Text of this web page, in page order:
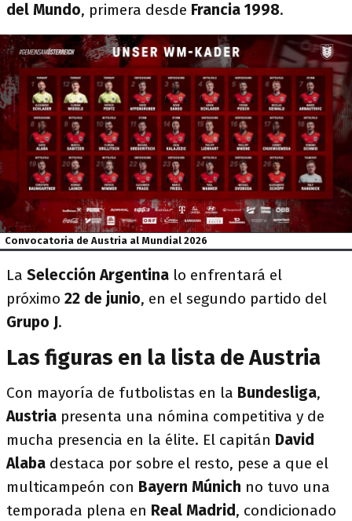
del Mundo, primera desde Francia 1998.
Convocatoria de Austria al Mundial 2026
​La Selección Argentina lo enfrentará el
próximo 22 de junio, en el segundo partido del
Grupo J.
Las figuras en la lista de Austria
Con mayoría de futbolistas en la Bundesliga,
Austria presenta una nómina competitiva y de
mucha presencia en la élite. El capitán David
Alaba destaca por sobre el resto, pese a que el
multicampeón con Bayern Múnich no tuvo una
temporada plena en Real Madrid, condicionado